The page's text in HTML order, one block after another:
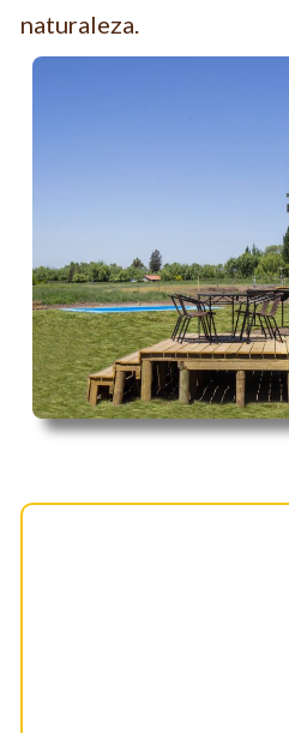
naturaleza.